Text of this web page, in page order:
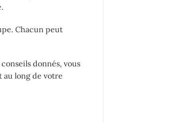
Chacun peut
donnés, vous
long de votre